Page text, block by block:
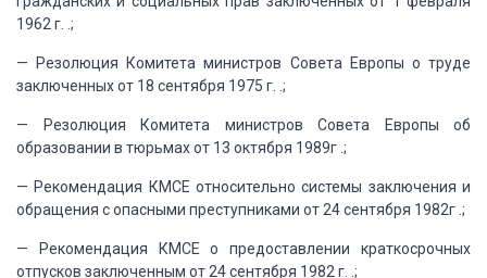
1962 г. .;
— Резолюция Комитета министров Совета Европы о труде
заключенных от 18 сентября 1975 г. .;
— Резолюция Комитета министров Совета Европы об
образовании в тюрьмах от 13 октября 1989г .;
— Рекомендация КМСЕ относительно системы заключения и
обращения с опасными преступниками от 24 сентября 1982г .;
— Рекомендация КМСЕ о предоставлении краткосрочных
отпусков заключенным от 24 сентября 1982 г. .;